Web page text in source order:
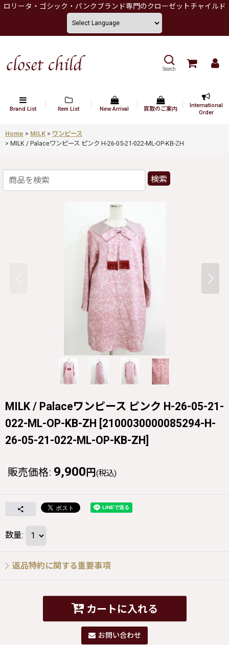
ロリータ・ゴシック・パンクブランド専門のクローゼットチャイルド
Search
Brand List Item List New Arrival 買取のご案内
International
Order
Home > MILK > ワンピース
> MILK / Palaceワンピース ピンク H-26-05-21-022-ML-OP-KB-ZH
検索
MILK / Palaceワンピース ピンク H-26-05-21-
022-ML-OP-KB-ZH [2100030000085294-H-
26-05-21-022-ML-OP-KB-ZH]
販売価格: 9,900 円 (税込)
数量:
返品特約に関する重要事項
カートに入れる
お問い合わせ